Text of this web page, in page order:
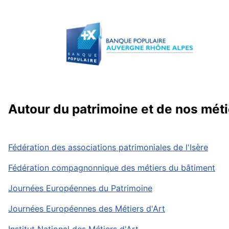
Autour du patrimoine et de nos
Fédération des associations patrimoniales de l'Isère
Fédération compagnonnique des métiers du bâtiment
Journées Européennes du Patrimoine
Journées Européennes des Métiers d'Art